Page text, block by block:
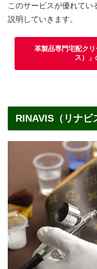
このサービスが優れてい
説明していきます。
革製品専門宅配ク
ス）
RINAVIS（リナビ